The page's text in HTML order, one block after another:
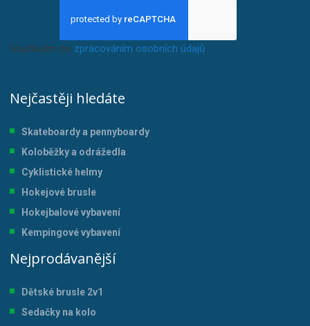
Souhlasím se zpracováním osobních údajů.
Nejčastěji hledáte
Skateboardy a pennyboardy
Koloběžky a odrážedla
Cyklistické helmy
Hokejové brusle
Hokejbalové vybavení
Kempingové vybavení
Nejprodávanější
Dětské brusle 2v1
Sedačky na kolo